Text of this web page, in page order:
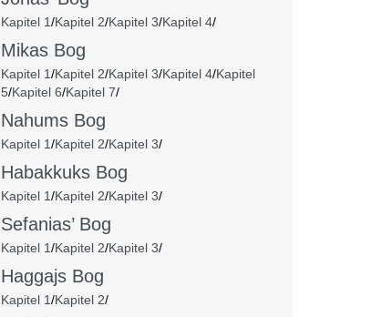
Kapitel 1/Kapitel 2/Kapitel 3/Kapitel 4/
Mikas Bog
Kapitel 1/Kapitel 2/Kapitel 3/Kapitel 4/Kapitel
5/Kapitel 6/Kapitel 7/
Nahums Bog
Kapitel 1/Kapitel 2/Kapitel 3/
Habakkuks Bog
Kapitel 1/Kapitel 2/Kapitel 3/
Sefanias’ Bog
Kapitel 1/Kapitel 2/Kapitel 3/
Haggajs Bog
Kapitel 1/Kapitel 2/